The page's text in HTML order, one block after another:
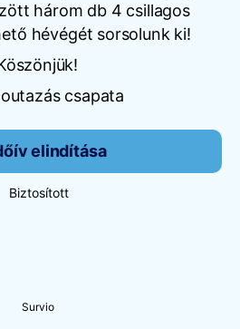
három db 4 csillagos
hévégét sorsolunk ki!
csapata
elindítása
Biztosított
Survio